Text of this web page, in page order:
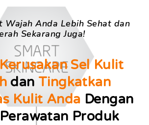
Wajah Anda Lebih Sehat dan
Sekarang Juga!
Kerusakan Sel Kulit
dan Tingkatkan
Kulit Anda Dengan
Produk